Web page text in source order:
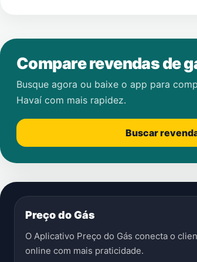
Compare revendas de
Busque agora ou baixe o app para
Havaí com mais rapidez.
Buscar
Preço do Gás
O Aplicativo Preço do Gás conecta o
online com mais praticidade.